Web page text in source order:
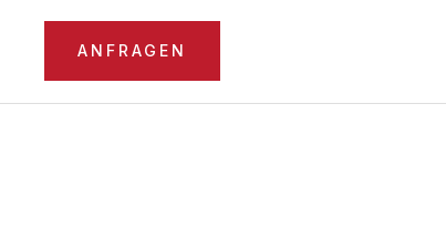
ANFRAGEN